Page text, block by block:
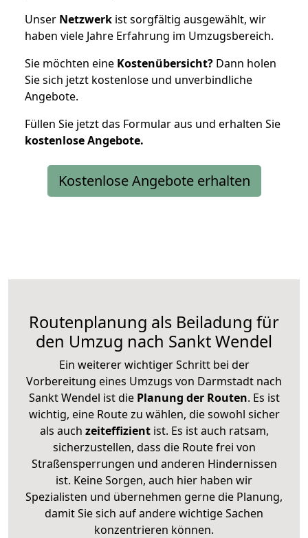
Unser Netzwerk ist sorgfältig ausgewählt, wir
haben viele Jahre Erfahrung im Umzugsbereich.
Sie möchten eine Kostenübersicht? Dann holen
Sie sich jetzt kostenlose und unverbindliche
Angebote.
Füllen Sie jetzt das Formular aus und erhalten Sie
kostenloseAngebote.
Kostenlose Angebote erhalten
Routenplanung als Beiladung für
den Umzug nach Sankt Wendel
Ein weiterer wichtiger Schritt bei der
Vorbereitung eines Umzugs von Darmstadt nach
Sankt Wendel ist diePlanung der Routen. Es ist
wichtig, eine Route zu wählen, die sowohl sicher
als auch zeiteffizientist. Es ist auch ratsam,
sicherzustellen, dass die Route frei von
Straßensperrungen und anderen Hindernissen
ist. Keine Sorgen, auch hier haben wir
Spezialisten und übernehmen gerne die Planung,
damit Sie sich auf andere wichtige Sachen
konzentrieren können.